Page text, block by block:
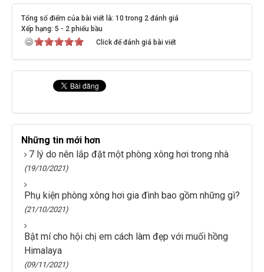
Tổng số điểm của bài viết là: 10 trong 2 đánh giá
Xếp hạng: 5 - 2 phiếu bầu
Click để đánh giá bài viết
Những tin mới hơn
7 lý do nên lắp đặt một phòng xông hơi trong nhà
(19/10/2021)
Phụ kiện phòng xông hơi gia đình bao gồm những gì?
(21/10/2021)
Bật mí cho hội chị em cách làm đẹp với muối hồng
Himalaya
(09/11/2021)